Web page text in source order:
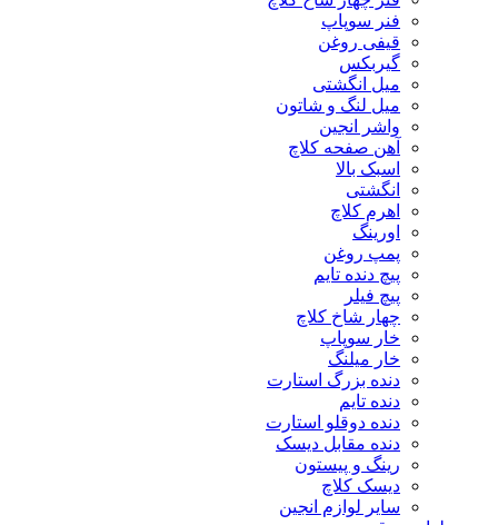
فنر سوپاپ
قیفی روغن
گیربکس
میل انگشتی
میل لنگ و شاتون
واشر انجین
آهن صفحه کلاچ
اسبک بالا
انگشتی
اهرم کلاچ
اورینگ
پمپ روغن
پیچ دنده تایم
پیچ فیلر
چهار شاخ کلاچ
خار سوپاپ
خار میلنگ
دنده بزرگ استارت
دنده تایم
دنده دوقلو استارت
دنده مقابل دیسک
رینگ و پیستون
دیسک کلاچ
سایر لوازم انجین